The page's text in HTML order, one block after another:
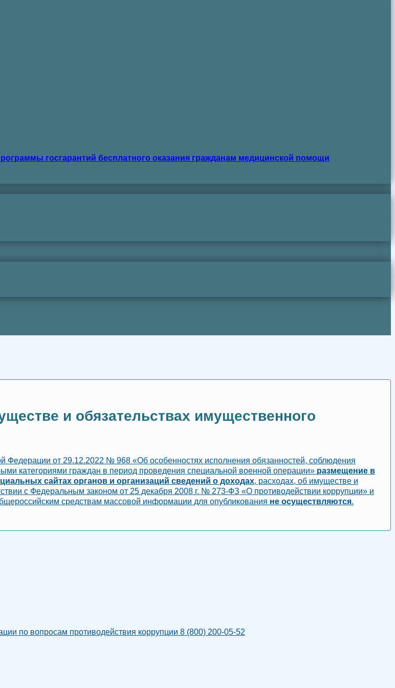
госгарантий бесплатного оказания гражданам медицинской помощи
и обязательствах имущественного
Федерации от 29.12.2022 № 968 «Об особенностях исполнения обязанностей, соблюдения
категориями граждан в период проведения специальной военной операции» размещение в
сайтах органов и организаций сведений о доходах, расходах, об имуществе и
с Федеральным законом от 25 декабря 2008 г. № 273-ФЗ «О противодействии коррупции» и
средствам массовой информации для опубликования не осуществляются.
по вопросам противодействия коррупции 8 (800) 200-05-52